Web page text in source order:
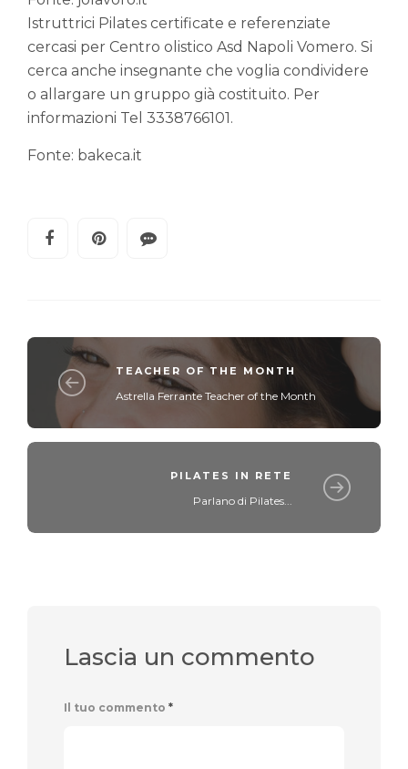
Istruttrici Pilates certificate e referenziate
cercasi per Centro olistico Asd Napoli Vomero. Si
cerca anche insegnante che voglia condividere
o allargare un gruppo già costituito. Per
informazioni Tel 3338766101.
Fonte: bakeca.it
TEACHER OF THE MONTH
Astrella Ferrante Teacher of the Month
PILATES IN RETE
Parlano di Pilates...
Lascia un commento
Il tuo commento *